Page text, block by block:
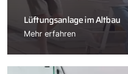
Lüftungsanlage im Altbau
Mehr erfahren